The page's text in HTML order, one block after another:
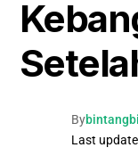
Last
By